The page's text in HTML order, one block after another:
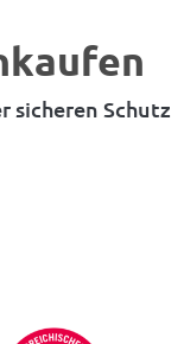
sicheren Schutz